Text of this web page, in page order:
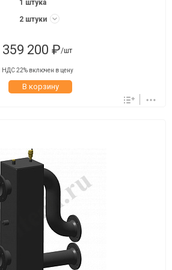
1 штука
2 штуки
359 200 ₽/шт
НДС 22% включен в цену
В корзину